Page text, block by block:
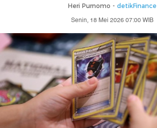
Heri Purnomo - detikFinance
Senin, 18 Mei 2026 07:00 WIB